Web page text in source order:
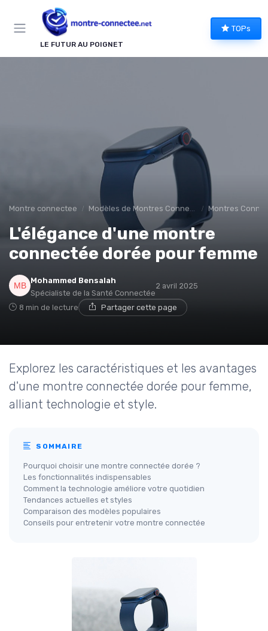
LE FUTUR AU POIGNET
TOPs
Montre connectee Modèles de Montres Connectées Montres
L'élégance d'une montre
connectée dorée pour femme
Mohammed Bensalah
Spécialiste de la Santé Connectée
2 avril 2025
8 min de lecture Partager cette page
Explorez les caractéristiques et les avantages
d'une montre connectée dorée pour femme,
alliant technologie et style.
SOMMAIRE
Pourquoi choisir une montre connectée dorée ?
Les fonctionnalités indispensables
Comment la technologie améliore votre quotidien
Tendances actuelles et styles
Comparaison des modèles populaires
Conseils pour entretenir votre montre connectée
Panneau de gestion des cookies